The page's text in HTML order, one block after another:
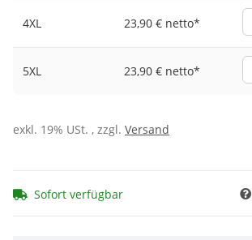
4XL 23,90 € netto*
5XL 23,90 € netto*
exkl. 19% USt. , zzgl. Versand
Sofort verfügbar